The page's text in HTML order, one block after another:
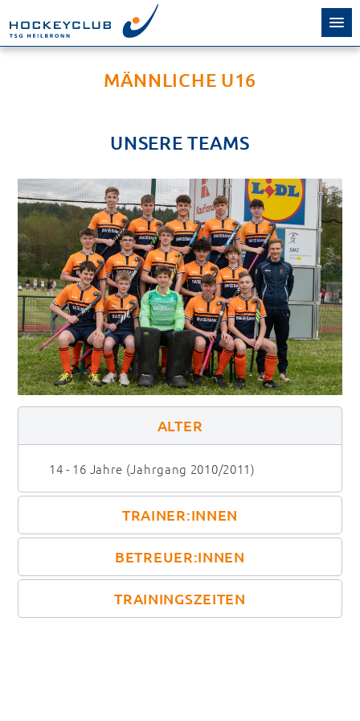
MÄNNLICHE U16
UNSERE TEAMS
ALTER
14 - 16 Jahre (Jahrgang 2010/2011)
TRAINER:INNEN
BETREUER:INNEN
TRAININGSZEITEN